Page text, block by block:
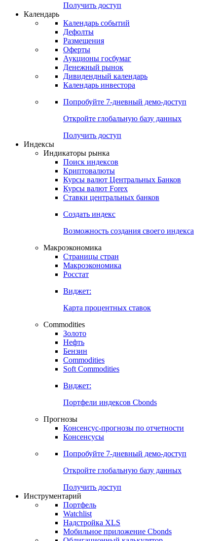
Получить доступ
Календарь
Календарь событий
Дефолты
Размещения
Оферты
Аукционы госбумаг
Денежный рынок
Дивидендный календарь
Календарь инвестора
Попробуйте 7-дневный демо-доступ
Откройте глобальную базу данных
Получить доступ
Индексы
Индикаторы рынка
Поиск индексов
Криптовалюты
Курсы валют Центральных Банков
Курсы валют Forex
Ставки центральных банков
Создать индекс
Возможность создания своего индекса
Макроэкономика
Страницы стран
Макроэкономика
Росстат
Виджет:
Карта процентных ставок
Commodities
Золото
Нефть
Бензин
Commodities
Soft Commodities
Виджет:
Портфели индексов Cbonds
Прогнозы
Консенсус-прогнозы по отчетности
Консенсусы
Попробуйте 7-дневный демо-доступ
Откройте глобальную базу данных
Получить доступ
Инструментарий
Портфель
Watchlist
Надстройка XLS
Мобильное приложение Cbonds